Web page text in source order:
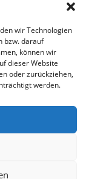
wir Technologien
bzw. darauf
können wir
dieser Website
oder zurückziehen,
werden.